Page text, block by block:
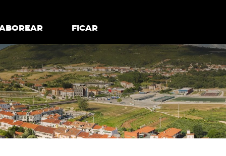
SABOREAR FICAR
FICAR